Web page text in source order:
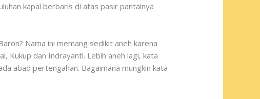
kapal berbaris di atas pasir pantainya
Nama ini memang sedikit aneh karena
Kukup dan Indrayanti. Lebih aneh lagi, kata
abad pertengahan. Bagaimana mungkin kata